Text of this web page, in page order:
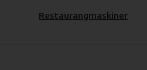
Restaurangmaskiner